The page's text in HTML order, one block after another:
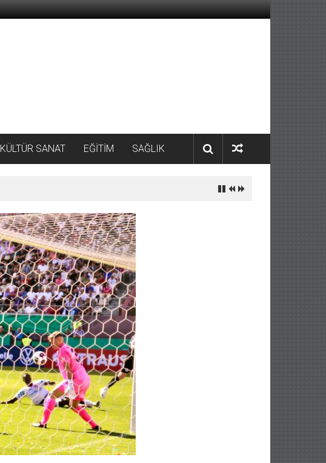
KÜLTÜR SANAT EĞİTİM SAĞLIK